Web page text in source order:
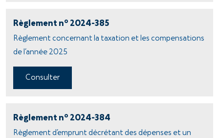
Règlement no 2024-385
Règlement concernant la taxation et les compensations
de l’année 2025
Consulter
Règlement no 2024-384
Règlement d’emprunt décrétant des dépenses et un